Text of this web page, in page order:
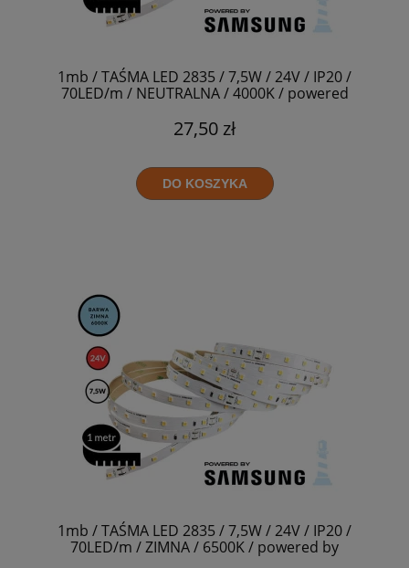
1mb / TAŚMA LED 2835 / 7,5W / 24V / IP20 /
70LED/m / NEUTRALNA / 4000K / powered
27,50 zł
DO KOSZYKA
1mb / TAŚMA LED 2835 / 7,5W / 24V / IP20 /
70LED/m / ZIMNA / 6500K / powered by